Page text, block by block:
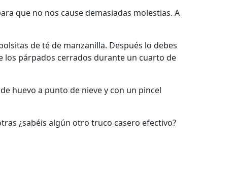
que no nos cause demasiadas molestias. A
de té de manzanilla. Después lo debes
los párpados cerrados durante un cuarto de
huevo a punto de nieve y con un pincel
¿sabéis algún otro truco casero efectivo?